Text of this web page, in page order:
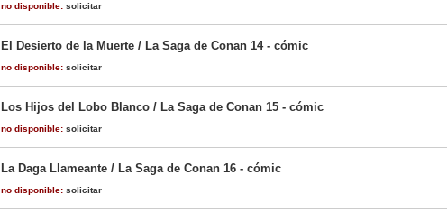
no disponible: solicitar
El Desierto de la Muerte / La Saga de Conan 14 - cómic
no disponible: solicitar
Los Hijos del Lobo Blanco / La Saga de Conan 15 - cómic
no disponible: solicitar
La Daga Llameante / La Saga de Conan 16 - cómic
no disponible: solicitar